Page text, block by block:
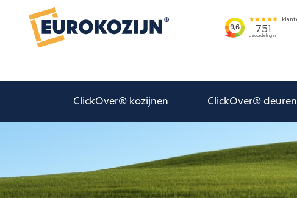
ClickOver® kozijnen ClickOver® deuren